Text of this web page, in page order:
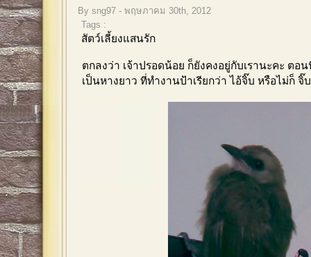
By sng97 - พฤษภาคม 30th, 2012
Tags :
สัตว์เลี้ยงแสนรัก
ตกลงว่า เจ้าปรอดน้อย ก็ยังคงอยู่กับเรานะคะ ตอ
เป็นหางยาว ที่ทำงานป้าเรียกว่า ไอ้จิ๊บ หรือไม่ก็ จิ๊